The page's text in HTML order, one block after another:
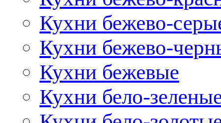
Кухни бежево-
Кухни бежево-
Кухни бежевые
Кухни бело-